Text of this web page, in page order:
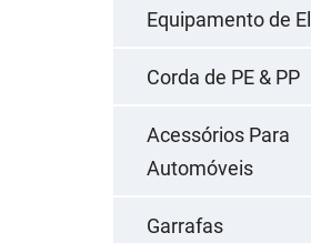
Equipamento de
Corda de PE & PP
Acessórios Para
Automóveis
Garrafas